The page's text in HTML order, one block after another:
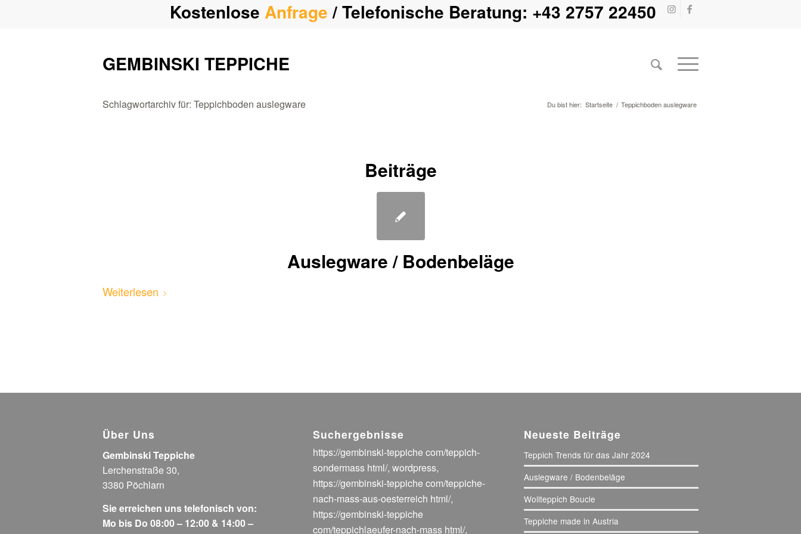
Kostenlose Anfrage/ Telefonische Beratung: +43 2757 22450
GEMBINSKI TEPPICHE
Schlagwortarchiv für: Teppichboden auslegware Du bist hier: Startseite / Teppichboden auslegware
Beiträge
Auslegware / Bodenbeläge
Weiterlesen
Über Uns
Gembinski Teppiche
Lerchenstraße 30,
3380 Pöchlarn
Sie erreichen uns telefonisch von:
Mo bis Do 08:00 – 12:00 & 14:00 –
Suchergebnisse
https://gembinski-teppiche com/teppich-
sondermass html/,wordpress,
https://gembinski-teppiche com/teppiche-
nach-mass-aus-oesterreich html/,
https://gembinski-teppiche
com/teppichlaeufer-nach-mass html/,
Neueste Beiträge
Teppich Trends für das Jahr 2024
Auslegware / Bodenbeläge
Wollteppich Boucle
Teppiche made in Austria